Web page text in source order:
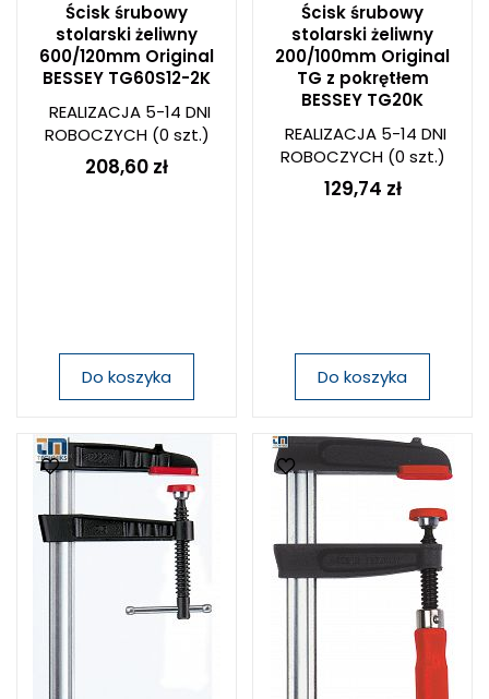
Ścisk śrubowy
stolarski żeliwny
600/120mm Original
BESSEY TG60S12-2K
REALIZACJA 5-14 DNI
ROBOCZYCH(0 szt.)
208,60 zł
Do koszyka
Ścisk śrubowy
stolarski żeliwny
200/100mm Original
TG z pokrętłem
BESSEY TG20K
REALIZACJA 5-14 DNI
ROBOCZYCH(0 szt.)
129,74 zł
Do koszyka